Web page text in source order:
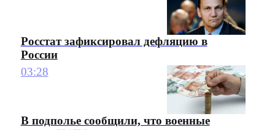
Росстат зафиксировал дефляцию в
России
03:28
В подполье сообщили, что военные